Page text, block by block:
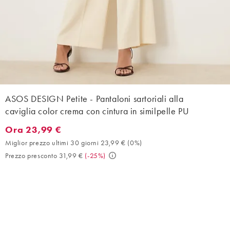
ASOS DESIGN Petite - Pantaloni sartoriali alla
caviglia color crema con cintura in similpelle PU
Ora 23,99 €. Miglior prezzo ultimi 30 giorni 23,99 € (0%).
Ora 23,99 €
Miglior prezzo ultimi 30 giorni 23,99 € (0%)
Prezzo presconto 31,99 € (-25%)